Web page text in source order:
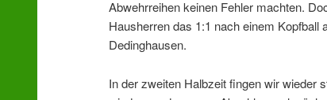
Abwehrreihen keinen Fehler machten.
Hausherren das 1:1 nach einem
Dedinghausen.
In der zweiten Halbzeit fingen wir wieder